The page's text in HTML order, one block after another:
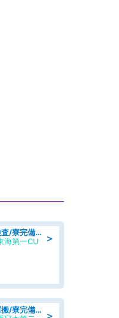
＞
半導体製品の加工・組付け・検査/寮完備/日勤/日払い/工場・製造
海第一CU
＞
自動車製品の機械加工・部品運搬/寮完備/日払い/工場・製造